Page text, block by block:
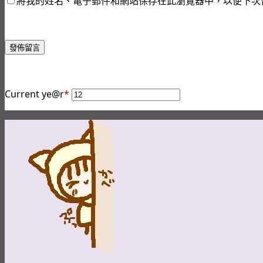
發佈留言
Current ye@r*